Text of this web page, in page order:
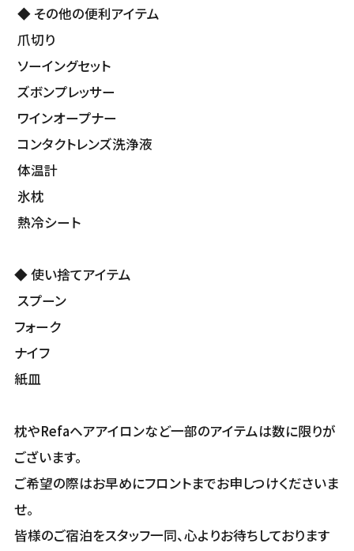
◆ その他の便利アイテム
爪切り
ソーイングセット
ズボンプレッサー
ワインオープナー
コンタクトレンズ洗浄液
体温計
氷枕
熱冷シート
◆ 使い捨てアイテム
スプーン
フォーク
ナイフ
紙皿
枕やRefaヘアアイロンなど一部のアイテムは数に限りが
ございます。
ご希望の際はお早めにフロントまでお申しつけくださいま
せ。
皆様のご宿泊をスタッフ一同、心よりお待ちしております